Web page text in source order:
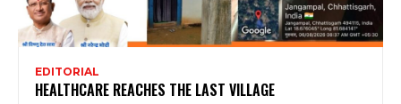
EDITORIAL
HEALTHCARE REACHES THE LAST VILLAGE